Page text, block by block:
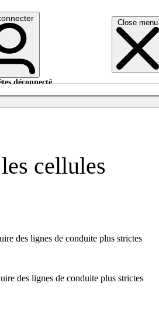
Close menu
déconnecté.
cellules
des lignes de conduite plus strictes
des lignes de conduite plus strictes